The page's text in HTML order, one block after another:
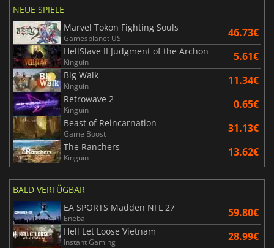
NEUE SPIELE
Marvel Tokon Fighting Souls
Gamesplanet US 46.73€
HellSlave II Judgment of the Archon
Kinguin 5.61€
Big Walk
Kinguin 11.34€
Retrowave 2
Kinguin 0.65€
Beast of Reincarnation
Game Boost 31.13€
The Ranchers
Kinguin 13.62€
BALD VERFÜGBAR
EA SPORTS Madden NFL 27
Eneba 59.80€
Hell Let Loose Vietnam
Instant Gaming 28.99€